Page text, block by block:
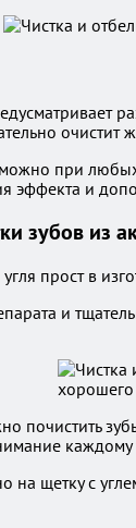
очистит
при
эффекта и
зубов из
прост в
и
почистить
щетку с